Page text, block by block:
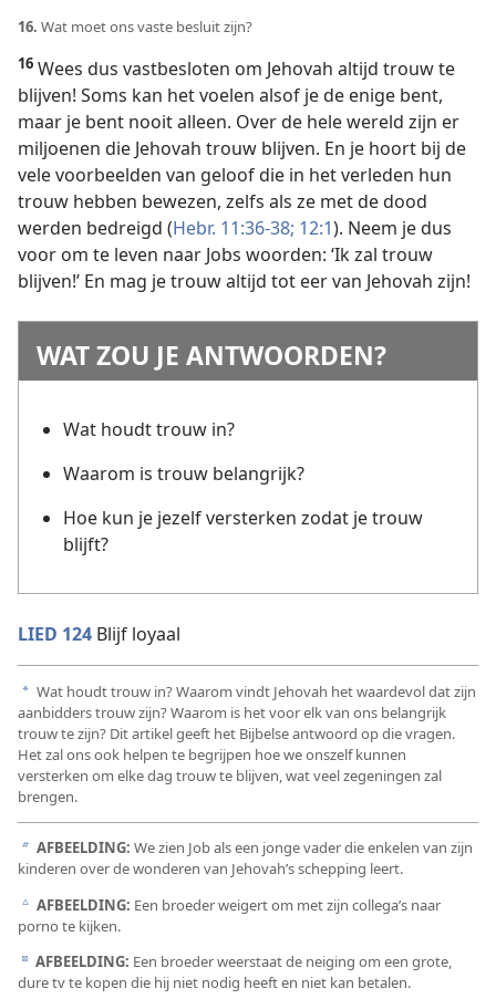
16. Wat moet ons vaste besluit zijn?
16 Wees dus vastbesloten om Jehovah altijd trouw te
blijven! Soms kan het voelen alsof je de enige bent,
maar je bent nooit alleen. Over de hele wereld zijn er
miljoenen die Jehovah trouw blijven. En je hoort bij de
vele voorbeelden van geloof die in het verleden hun
trouw hebben bewezen, zelfs als ze met de dood
werden bedreigd (Hebr. 11:36-38; 12:1). Neem je dus
voor om te leven naar Jobs woorden: ‘Ik zal trouw
blijven!’ En mag je trouw altijd tot eer van Jehovah zijn!
WAT ZOU JE ANTWOORDEN?
Wat houdt trouw in?
Waarom is trouw belangrijk?
Hoe kun je jezelf versterken zodat je trouw
blijft?
LIED 124 Blijf loyaal
a Wat houdt trouw in? Waarom vindt Jehovah het waardevol dat zijn
aanbidders trouw zijn? Waarom is het voor elk van ons belangrijk
trouw te zijn? Dit artikel geeft het Bijbelse antwoord op die vragen.
Het zal ons ook helpen te begrijpen hoe we onszelf kunnen
versterken om elke dag trouw te blijven, wat veel zegeningen zal
brengen.
b AFBEELDING: We zien Job als een jonge vader die enkelen van zijn
kinderen over de wonderen van Jehovah’s schepping leert.
c AFBEELDING: Een broeder weigert om met zijn collega’s naar
porno te kijken.
d AFBEELDING: Een broeder weerstaat de neiging om een grote,
dure tv te kopen die hij niet nodig heeft en niet kan betalen.